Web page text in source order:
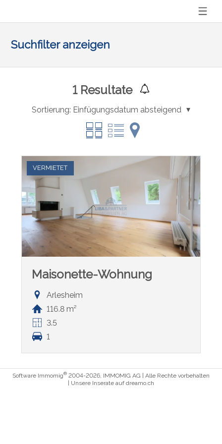
Suchfilter anzeigen
1Resultate
Sortierung: Einfügungsdatum absteigend
VERMIETET
Maisonette-Wohnung
Arlesheim
116.8 m²
3.5
1
Software Immomig® 2004-2026, IMMOMIG AG | Alle Rechte vorbehalten
| Unsere Inserate auf dreamo.ch